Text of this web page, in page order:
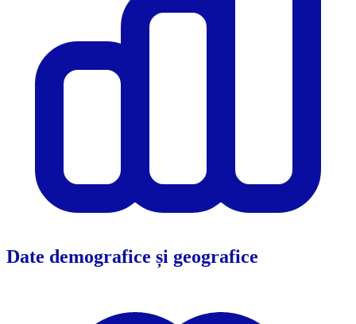
Date demografice și geografice